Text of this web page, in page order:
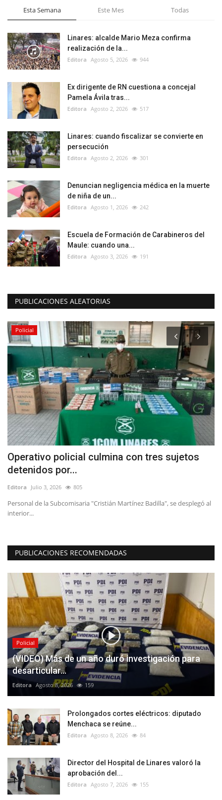
Esta Semana Este Mes Todas
Linares: alcalde Mario Meza confirma
realización de la...
Editora Agosto 5, 2026 944
Ex dirigente de RN cuestiona a concejal
Pamela Ávila tras...
Editora Agosto 2, 2026 517
Linares: cuando fiscalizar se convierte en
persecución
Editora Agosto 2, 2026 301
Denuncian negligencia médica en la muerte
de niña de un...
Editora Agosto 1, 2026 242
Escuela de Formación de Carabineros del
Maule: cuando una...
Editora Agosto 3, 2026 191
PUBLICACIONES ALEATORIAS
Policial
Operativo policial culmina con tres sujetos
detenidos por...
Editora Julio 3, 2026 805
Personal de la Subcomisaria "Cristián Martínez Badilla", se desplegó al
interior...
PUBLICACIONES RECOMENDADAS
Policial
(VIDEO) Más de un año duró investigación para
desarticular...
Editora Agosto 8, 2026 159
Prolongados cortes eléctricos: diputado
Menchaca se reúne...
Editora Agosto 8, 2026 84
Director del Hospital de Linares valoró la
aprobación del...
Editora Agosto 7, 2026 155